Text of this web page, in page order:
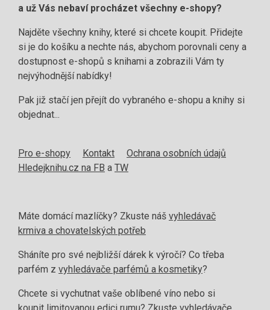
a už Vás nebaví procházet všechny e-shopy?
Najděte všechny knihy, které si chcete koupit. Přidejte
si je do košíku a nechte nás, abychom porovnali ceny a
dostupnost e-shopů s knihami a zobrazili Vám ty
nejvýhodnější nabídky!
Pak již stačí jen přejít do vybraného e-shopu a knihy si
objednat...
Pro e-shopy Kontakt
Ochrana osobních údajů
Hledejknihu.cz na FB a TW
Máte domácí mazlíčky? Zkuste náš vyhledávač
krmiva a chovatelských potřeb
Sháníte pro své nejbližší dárek k výročí? Co třeba
parfém z vyhledávače parfémů a kosmetiky?
Chcete si vychutnat vaše oblíbené víno nebo si